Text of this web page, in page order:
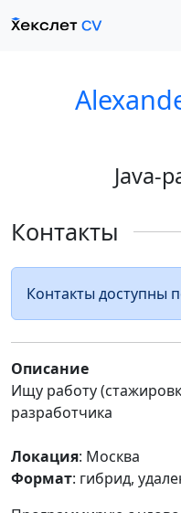
Java-
Контакты
Контакты доступны
Описание
Ищу работу
разработчика
Локация: Москва
Формат: гибрид,